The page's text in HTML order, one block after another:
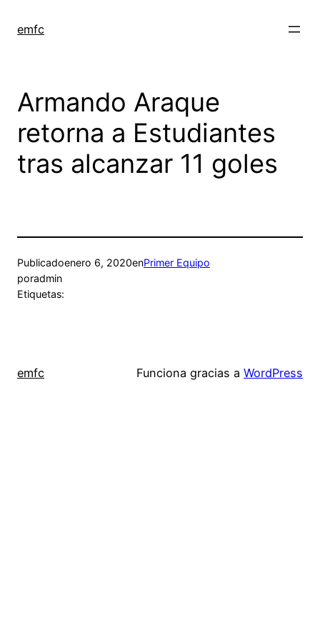
emfc
Armando Araque
retorna a Estudiantes
tras alcanzar 11 goles
Publicadoenero 6, 2020enPrimer Equipo
poradmin
Etiquetas:
emfc Funciona gracias a WordPress